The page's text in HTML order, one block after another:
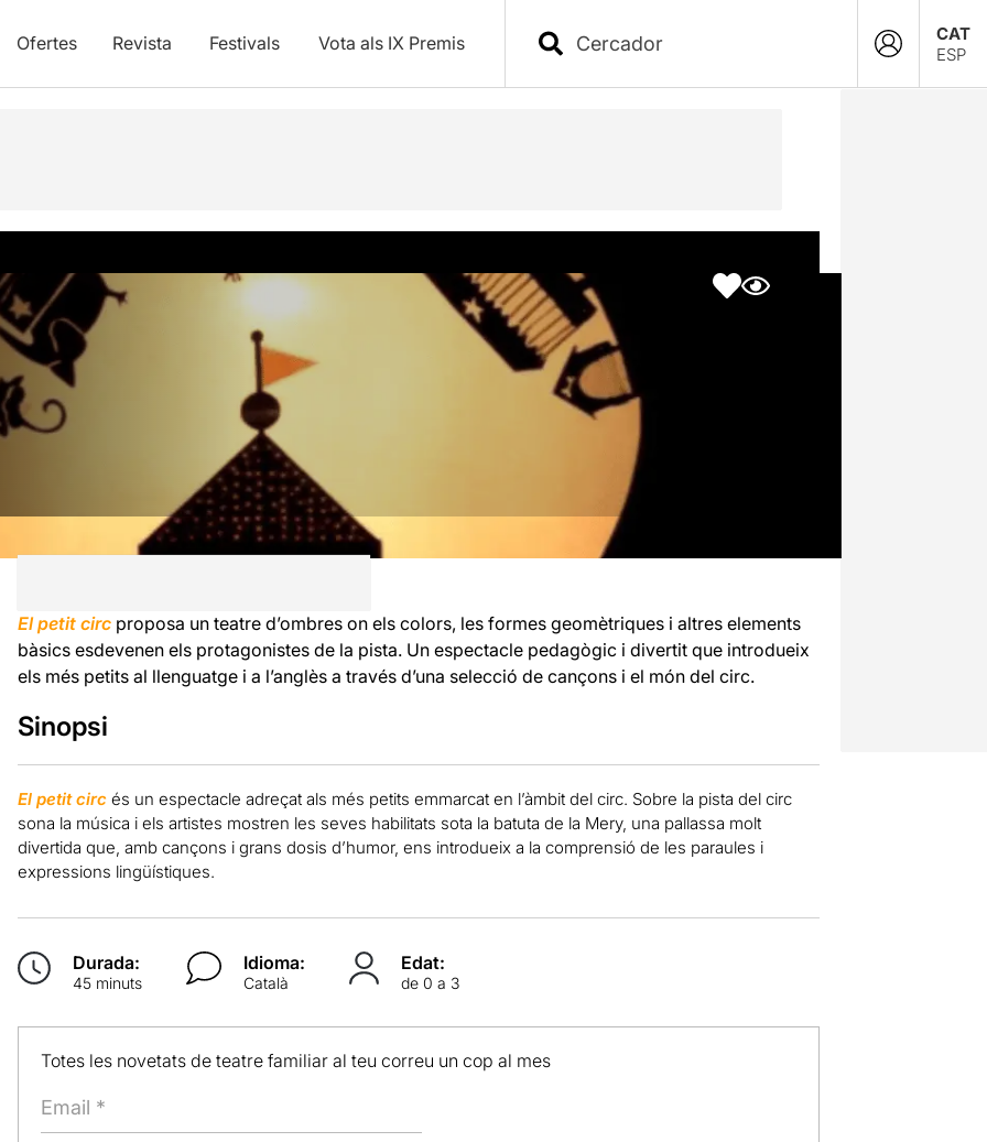
Ofertes Revista Festivals Vota als IX Premis
CAT
ESP
El petit circproposa un teatre d’ombres on els colors, les formes geomètriques i altres elements
bàsics esdevenen els protagonistes de la pista. Un espectacle pedagògic i divertit que introdueix
els més petits al llenguatge i a l’anglès a través d’una selecció de cançons i el món del circ.
Sinopsi
El petit circés un espectacle adreçat als més petits emmarcat en l’àmbit del circ. Sobre la pista del circ
sona la música i els artistes mostren les seves habilitats sota la batuta de la Mery, una pallassa molt
divertida que, amb cançons i grans dosis d’humor, ens introdueix a la comprensió de les paraules i
expressions lingüístiques.
Durada:
45 minuts
Idioma:
Català
Edat:
de 0 a 3
Totes les novetats de teatre familiar al teu correu un cop al mes